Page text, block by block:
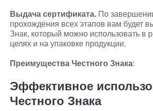
Выдача сертификата. По
прохождения всех этапов вам будет
Знак, который можно использовать в
целях и на упаковке продукции.
Преимущества Честного Знака:
Эффективное
Честного Знака